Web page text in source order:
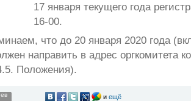
17 января текущего года
16-00.
что до 20 января 2020 года
направить в адрес оргкомитета
Положения).
и ещё